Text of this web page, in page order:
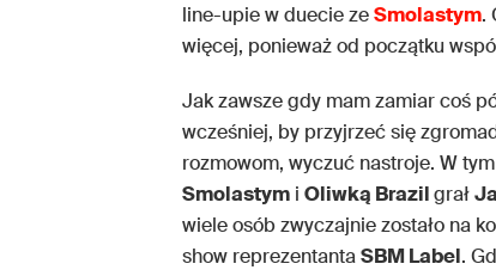
line-upie w duecie zeSmolastym.
więcej, ponieważ od początku
Jak zawsze gdy mam zamiar coś
wcześniej, by przyjrzeć się
rozmowom, wyczuć nastroje. W
Smolastym i Oliwką Brazilgrał
wiele osób zwyczajnie zostało na
show reprezentantaSBM Label.